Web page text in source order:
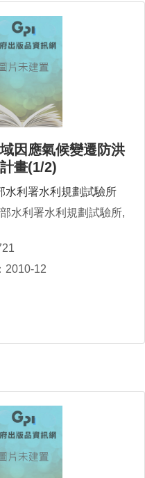
因應氣候變遷防洪
畫(1/2)
水利署水利規劃試驗所
水利署水利規劃試驗所,
2010-12